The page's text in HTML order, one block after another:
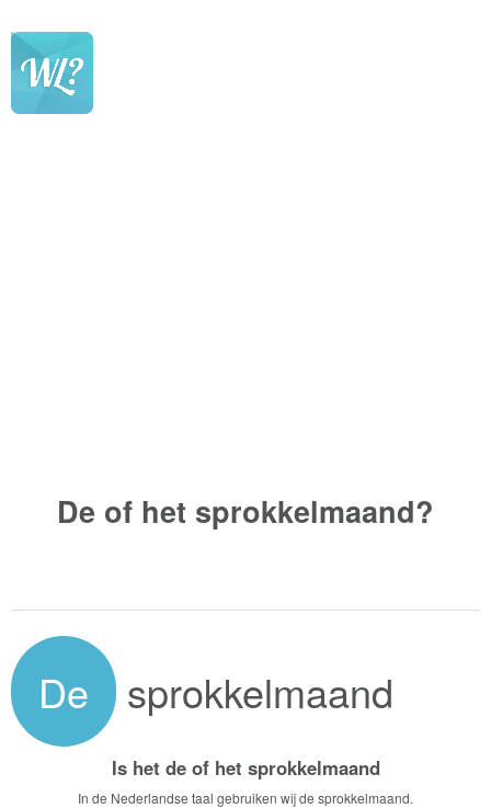
De of het sprokkelmaand?
De sprokkelmaand
Is het de of het sprokkelmaand
In de Nederlandse taal gebruiken wij de sprokkelmaand.